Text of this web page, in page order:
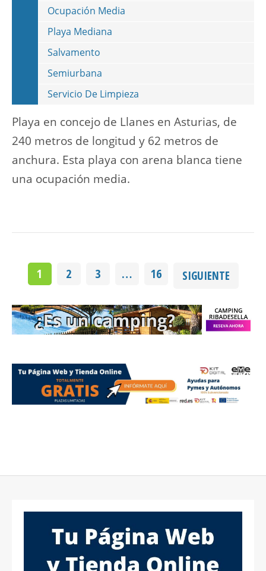
Ocupación Media
Playa Mediana
Salvamento
Semiurbana
Servicio De Limpieza
Playa en concejo de Llanes en Asturias, de
240 metros de longitud y 62 metros de
anchura. Esta playa con arena blanca tiene
una ocupación media.
1 2 3 … 16 SIGUIENTE